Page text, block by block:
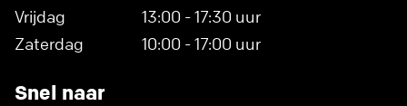
Vrijdag
13:00 - 17:30 uur
Zaterdag
10:00 - 17:00 uur
Snel naar